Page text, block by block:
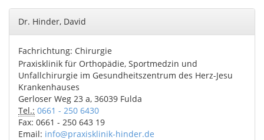
Dr. Hinder, David
Fachrichtung: Chirurgie
Praxisklinik für Orthopädie, Sportmedzin und
Unfallchirurgie im Gesundheitszentrum des Herz-Jesu
Krankenhauses
Gerloser Weg 23 a, 36039 Fulda
Tel.: 0661 - 250 6430
Fax: 0661 - 250 643 19
Email: info@praxisklinik-hinder.de